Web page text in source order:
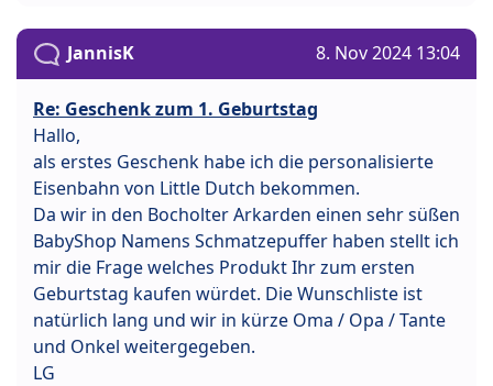
JannisK 8. Nov 2024 13:04
Re: Geschenk zum 1. Geburtstag
Hallo,
als erstes Geschenk habe ich die personalisierte
Eisenbahn von Little Dutch bekommen.
Da wir in den Bocholter Arkarden einen sehr süßen
BabyShop Namens Schmatzepuffer haben stellt ich
mir die Frage welches Produkt Ihr zum ersten
Geburtstag kaufen würdet. Die Wunschliste ist
natürlich lang und wir in kürze Oma / Opa / Tante
und Onkel weitergegeben.
LG